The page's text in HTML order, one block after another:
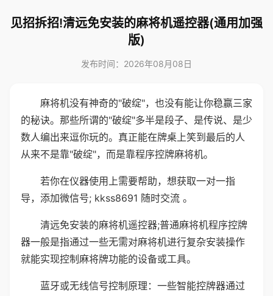
见招拆招!清远免安装的麻将机遥控器(通用加强
版)
发布时间：2026年08月08日
麻将机没有神奇的"破绽"，也没有能让你稳赢三家
的秘诀。那些所谓的"破绽"多半是段子、是传说、是少
数人编出来逗你玩的。真正能在牌桌上笑到最后的人
从来不是靠"破绽"，而是靠程序控牌麻将机。
若你在仪器使用上需要帮助，想获取一对一指
导，添加微信号; kkss8691 随时交流 。
清远免安装的麻将机遥控器;普通麻将机程序控牌
器一般是指通过一些无需对麻将机进行复杂安装操作
就能实现控制麻将牌功能的设备或工具。
蓝牙或无线信号控制原理：一些智能控牌器通过